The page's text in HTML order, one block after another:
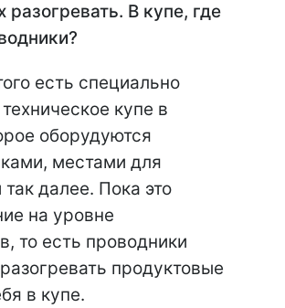
разогревать. В купе, где
есть специально
купе в
оборудуются
местами для
так далее. Пока это
на уровне
то есть проводники
продуктовые
в купе.